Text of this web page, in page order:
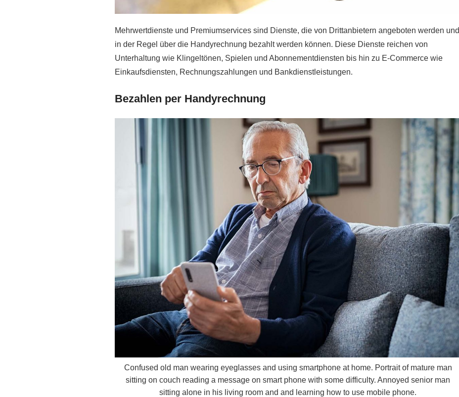
Mehrwertdienste und Premiumservices sind Dienste, die von Drittanbietern angeboten werden und
in der Regel über die Handyrechnung bezahlt werden können. Diese Dienste reichen von
Unterhaltung wie Klingeltönen, Spielen und Abonnementdiensten bis hin zu E-Commerce wie
Einkaufsdiensten, Rechnungszahlungen und Bankdienstleistungen.
Bezahlen per Handyrechnung
Confused old man wearing eyeglasses and using smartphone at home. Portrait of mature man
sitting on couch reading a message on smart phone with some difficulty. Annoyed senior man
sitting alone in his living room and and learning how to use mobile phone.